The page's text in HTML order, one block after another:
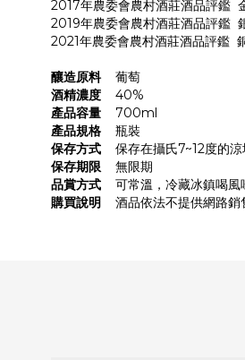
2017年農委會農村酒莊酒品評鑑
2019年農委會農村酒莊酒品評鑑
2021年農委會農村酒莊酒品評鑑
釀造原料葡萄
酒精濃度 40%
產品容量 700ml
產品規格 瓶裝
保存方式 保存在攝氏7~12度的涼
保存期限 無限期
品賞方式 可常溫，冷藏冰鎮喝風
購買說明
酒品依法不提供網路銷